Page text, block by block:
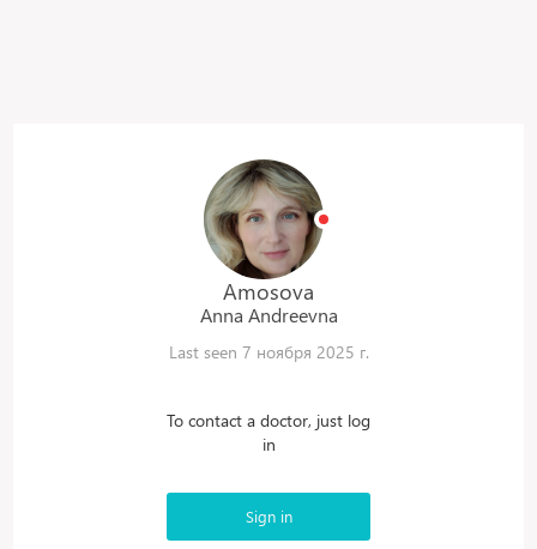
Amosova
Anna Andreevna
Last seen 7 ноября 2025 г.
To contact a doctor, just log
in
Sign in